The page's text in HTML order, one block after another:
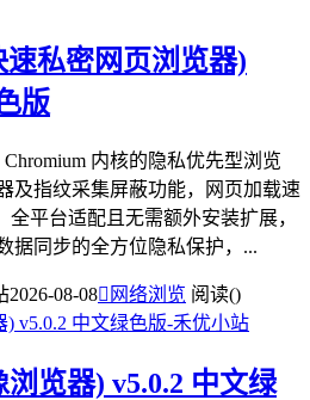
私密网页浏览器)
版
内核的隐私优先型浏览
及指纹采集屏蔽功能，网页加载速
全平台适配且无需额外安装扩展，
据同步的全方位隐私保护，...
2026-08-08 网络浏览 阅读()
览器) v5.0.2 中文绿